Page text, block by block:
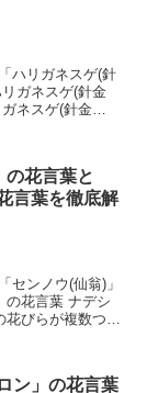
ハリガネスゲ(針
ガネスゲ(針金
ネスゲ(針金
の花言葉と
言葉を徹底解
センノウ(仙翁)」
の花言葉 ナデシ
びらが複数つい
ン」の花言葉